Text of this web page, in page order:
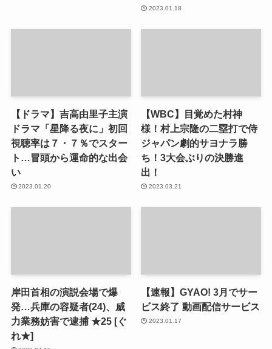
2023.01.18
【ドラマ】吉高由里子主演
ドラマ「星降る夜に」初回
視聴率は７・７％でスター
ト…冒頭から運命的な出会
い
2023.01.20
【WBC】目覚めた村神
様！村上宗隆の二塁打で侍
ジャパン劇的サヨナラ勝
ち！3大会ぶりの決勝進
出！
2023.03.21
岸田首相の演説会場で爆
発…兵庫の容疑者(24)、威
力業務妨害で逮捕 ★25 [ぐ
れ★]
【速報】GYAO! 3月でサー
ビス終了 動画配信サービス
2023.01.17